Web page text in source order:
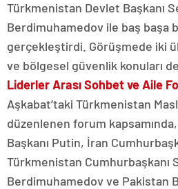
Türkmenistan Devlet Başkanı
Berdimuhamedov ile baş başa
gerçekleştirdi. Görüşmede iki
ve bölgesel güvenlik konuları
Liderler Arası Sohbet ve Aile
Aşkabat’taki Türkmenistan
düzenlenen forum
Başkanı Putin, İran
Türkmenistan Cumhurbaşkanı
Berdimuhamedov ve Pakistan